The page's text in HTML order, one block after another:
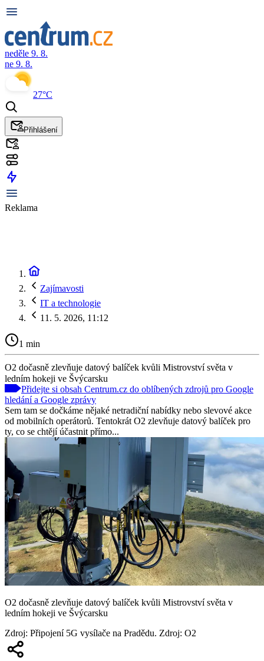
neděle 9. 8.
ne 9. 8.
27°C
Přihlášení
Reklama
Zajímavosti
IT a technologie
11. 5. 2026, 11:12
1 min
O2 dočasně zlevňuje datový balíček kvůli Mistrovství světa v
ledním hokeji ve Švýcarsku
Přidejte si obsah Centrum.cz do oblíbených zdrojů pro Google
hledání a Google zprávy
Sem tam se dočkáme nějaké netradiční nabídky nebo slevové akce
od mobilních operátorů. Tentokrát O2 zlevňuje datový balíček pro
ty, co se chtějí účastnit přímo...
O2 dočasně zlevňuje datový balíček kvůli Mistrovství světa v
ledním hokeji ve Švýcarsku
Zdroj: Připojení 5G vysílače na Pradědu. Zdroj: O2